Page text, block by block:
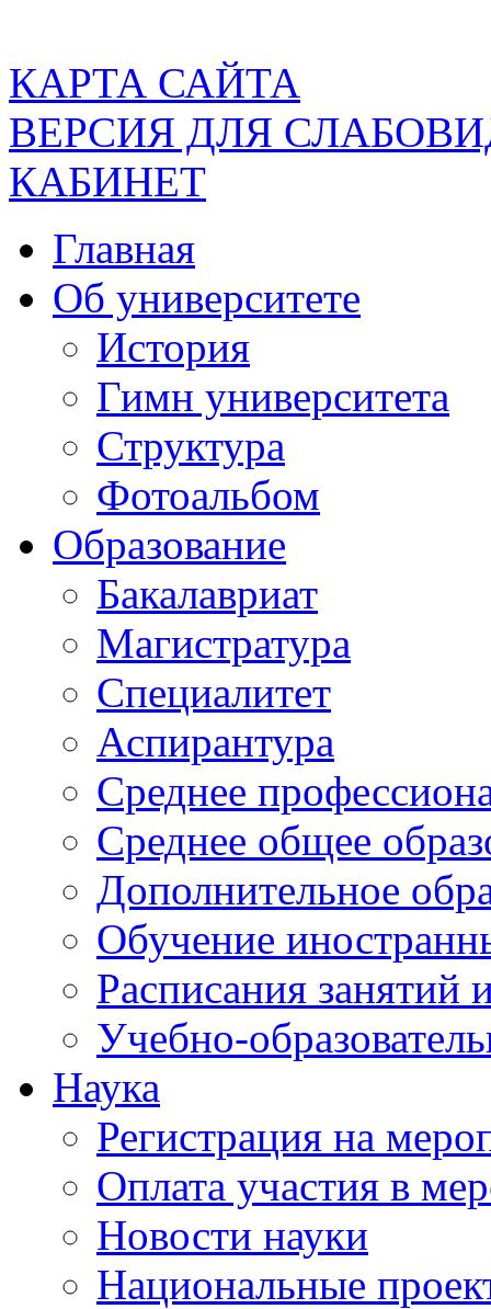
КАРТА САЙТА
ВЕРСИЯ ДЛЯ
КАБИНЕТ
Главная
Об университете
История
Гимн университета
Структура
Фотоальбом
Образование
Бакалавриат
Магистратура
Специалитет
Аспирантура
Среднее
Среднее общее
Дополнительное
Обучение
Расписания занятий
Учебно-
Наука
Регистрация на
Оплата участия в
Новости науки
Национальные